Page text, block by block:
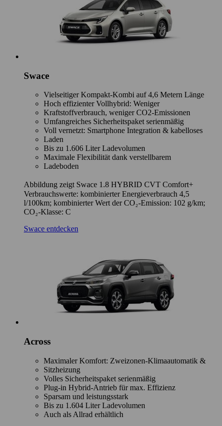
Swace
Vielseitiger Kompakt-Kombi auf 4,6 Metern Länge
Hoch effizienter Vollhybrid: Weniger
Kraftstoffverbrauch, weniger CO2-Emissionen
Umfangreiches Sicherheitspaket serienmäßig
Voll vernetzt: Smartphone Integration & kabelloses
Laden
Bis zu 1.606 Liter Ladevolumen
Maximale Flexibilität dank verstellbarem
Ladeboden
Abbildung zeigt Swace 1.8 HYBRID CVT Comfort+
Verbrauchswerte: kombinierter Energieverbrauch 4,5
l/100km; kombinierter Wert der CO₂-Emission: 102 g/km;
CO₂-Klasse: C
Swace entdecken
Across
Maximaler Komfort: Zweizonen-Klimaautomatik &
Sitzheizung
Volles Sicherheitspaket serienmäßig
Plug-in Hybrid-Antrieb für max. Effizienz
Sparsam und leistungsstark
Bis zu 1.604 Liter Ladevolumen
Auch als Allrad erhältlich